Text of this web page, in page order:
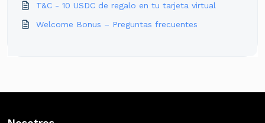
T&C - 10 USDC de regalo en tu tarjeta virtual
Welcome Bonus – Preguntas frecuentes